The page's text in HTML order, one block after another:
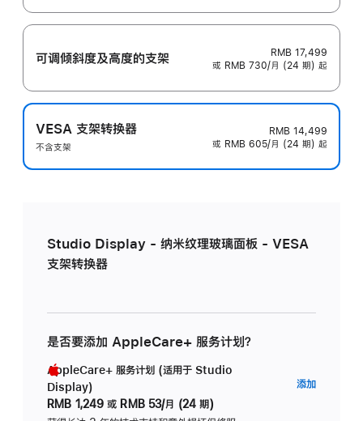
可调倾斜度及高‍度的支‍架
RMB 17,499
或 RMB 730/月 (24 期) 起
VESA 支架转换器
不含支架
RMB 14,499
或 RMB 605/月 (24 期) 起
Studio Display - 纳米纹理玻璃面板 - VESA
支架转换器
是否要添加 AppleCare+ 服务计划？
AppleCare+ 服务计划 (适用于 Studio
Display)
RMB 1,249 或 RMB 53/月 (24 期)
添加